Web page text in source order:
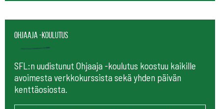
Ohjaaja -koulutus
SFL:n uudistunut Ohjaaja -koulutus koostuu kaikille
avoimesta verkkokurssista sekä yhden päivän
kenttäosiosta.